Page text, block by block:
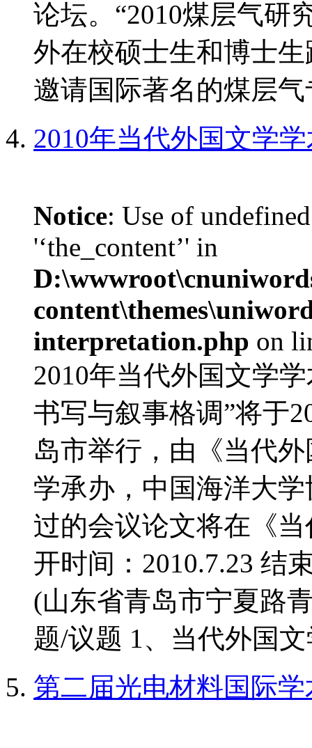
论坛。“2010煤层气研
外在校硕士生和博士
邀请国际著名的煤层
2010年当代外国文学
Notice: Use of
'‘the_content’' in
interpretation.php on
2010年当代外国文学
书写与叙事格调”将于
岛市举行，由《当代
学承办，中国海洋大
过的会议论文将在《
开时间：2010.7.23 结
(山东省青岛市宁夏路
题/议题 1、当代外国文
第二届光电材料国际